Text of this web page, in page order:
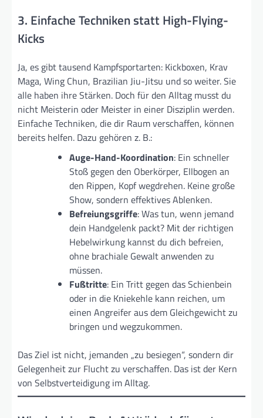
3. Einfache Techniken statt High-Flying-
Kicks
Ja, es gibt tausend Kampfsportarten: Kickboxen, Krav
Maga, Wing Chun, Brazilian Jiu-Jitsu und so weiter. Sie
alle haben ihre Stärken. Doch für den Alltag musst du
nicht Meisterin oder Meister in einer Disziplin werden.
Einfache Techniken, die dir Raum verschaffen, können
bereits helfen. Dazu gehören z. B.:
Auge-Hand-Koordination: Ein schneller
Stoß gegen den Oberkörper, Ellbogen an
den Rippen, Kopf wegdrehen. Keine große
Show, sondern effektives Ablenken.
Befreiungsgriffe: Was tun, wenn jemand
dein Handgelenk packt? Mit der richtigen
Hebelwirkung kannst du dich befreien,
ohne brachiale Gewalt anwenden zu
müssen.
Fußtritte: Ein Tritt gegen das Schienbein
oder in die Kniekehle kann reichen, um
einen Angreifer aus dem Gleichgewicht zu
bringen und wegzukommen.
Das Ziel ist nicht, jemanden „zu besiegen“, sondern dir
Gelegenheit zur Flucht zu verschaffen. Das ist der Kern
von Selbstverteidigung im Alltag.